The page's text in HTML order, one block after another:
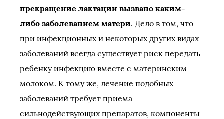
прекращение лактации вызвано каким-
либо заболеванием матери. Дело в том, что
при инфекционных и некоторых других видах
заболеваний всегда существует риск передать
ребенку инфекцию вместе с материнским
молоком. К тому же, лечение подобных
заболеваний требует приема
сильнодействующих препаратов, компоненты